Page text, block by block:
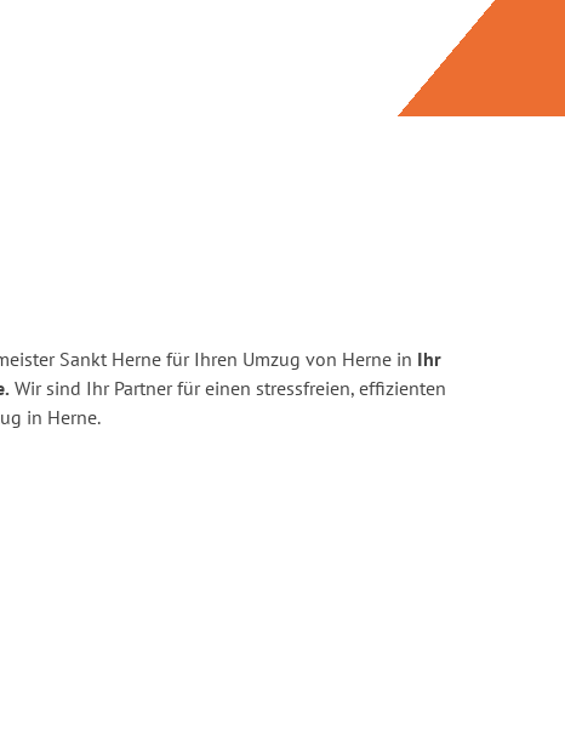
Sankt Herne für Ihren Umzug von Herne in Ihr
Wir sind Ihr Partner für einen stressfreien, effizienten
in Herne.